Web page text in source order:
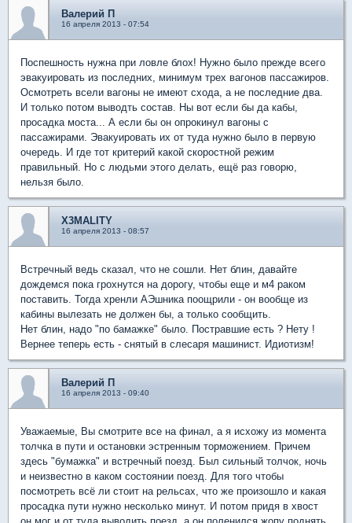
Валерий П
16 апреля 2013 - 07:54
Поспешность нужна при ловле блох! Нужно было прежде всего
эвакуировать из последних, минимум трех вагонов пассажиров.
Осмотреть всели вагоны не имеют схода, а не последние два.
И только потом выводть состав. Ны вот если бы да кабы,
просадка моста... А если бы он опрокинул вагоны с
пассажирами. Эвакуировать их от туда нужно было в первую
очередь. И где тот критерий какой скоростной режим
правильный. Но с людьми этого делать, ещё раз говорю,
нельзя было.
X3MALITY
16 апреля 2013 - 08:57
Встречный ведь сказал, что не сошли. Нет блин, давайте
дождемся пока грохнутся на дорогу, чтобы еще и м4 раком
поставить. Тогда хренли АЭшника поощрили - он вообще из
кабины вылезать не должен бы, а только сообщить.
Нет блин, надо "по бамажке" было. Постравшие есть ? Нету !
Вернее теперь есть - снятый в слесаря машинист. Идиотизм!
Валерий П
16 апреля 2013 - 09:40
Уважаемые, Вы смотрите все на финал, а я исхожу из момента
толчка в пути и остановки эстренным торможением. Причем
здесь "бумажка" и встречный поезд. Был сильный толчок, ночь
и неизвестно в каком состоянии поезд. Для того чтобы
посмотреть всё ли стоит на рельсах, что же произошло и какая
просадка пути нужно несколько минут. И потом придя в хвост